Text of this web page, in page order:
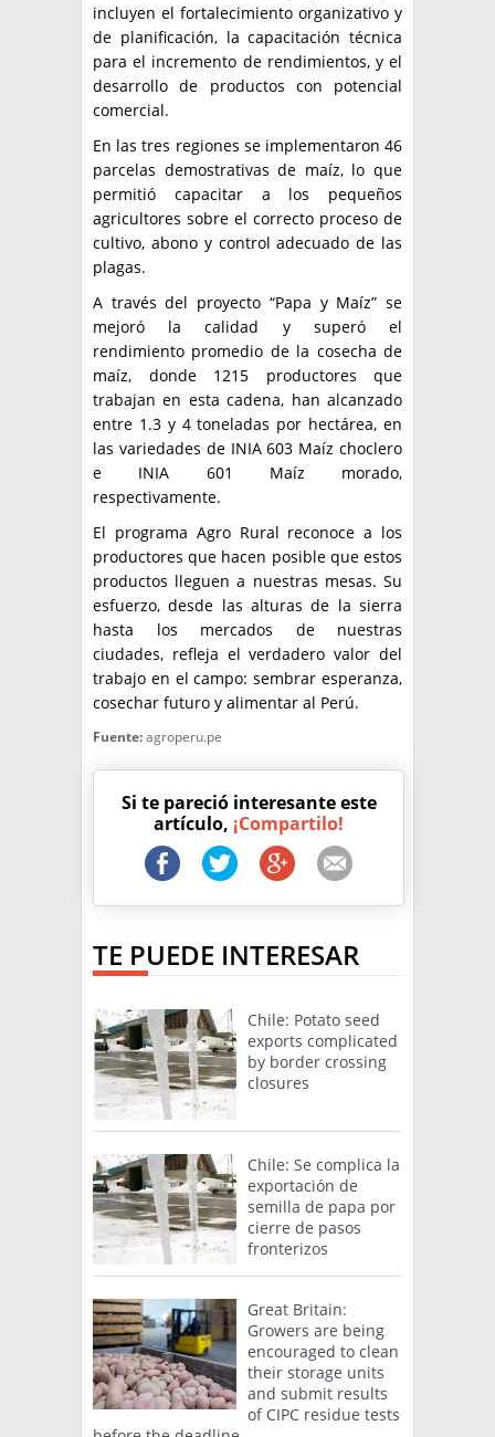
incluyen el fortalecimiento organizativo y
de planificación, la capacitación técnica
para el incremento de rendimientos, y el
desarrollo de productos con potencial
comercial.
En las tres regiones se implementaron 46
parcelas demostrativas de maíz, lo que
permitió capacitar a los pequeños
agricultores sobre el correcto proceso de
cultivo, abono y control adecuado de las
plagas.
A través del proyecto “Papa y Maíz” se
mejoró la calidad y superó el
rendimiento promedio de la cosecha de
maíz, donde 1215 productores que
trabajan en esta cadena, han alcanzado
entre 1.3 y 4 toneladas por hectárea, en
las variedades de INIA 603 Maíz choclero
e INIA 601 Maíz morado,
respectivamente.
El programa Agro Rural reconoce a los
productores que hacen posible que estos
productos lleguen a nuestras mesas. Su
esfuerzo, desde las alturas de la sierra
hasta los mercados de nuestras
ciudades, refleja el verdadero valor del
trabajo en el campo: sembrar esperanza,
cosechar futuro y alimentar al Perú.
Fuente:agroperu.pe
Si te pareció interesante este
artículo, ¡Compartilo!
TE PUEDE INTERESAR
Chile: Potato seed
exports complicated
by border crossing
closures
Chile: Se complica la
exportación de
semilla de papa por
cierre de pasos
fronterizos
Great Britain:
Growers are being
encouraged to clean
their storage units
and submit results
of CIPC residue tests